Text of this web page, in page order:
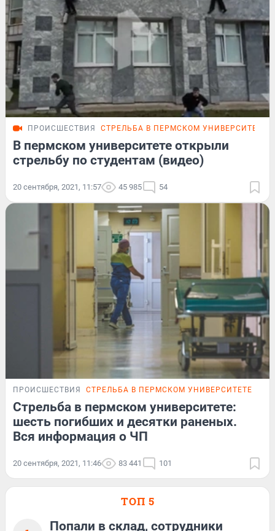
ПРОИСШЕСТВИЯ СТРЕЛЬБА В ПЕРМСКОМ УНИВЕРСИТЕТЕ
В пермском университете открыли
стрельбу по студентам (видео)
20 сентября, 2021, 11:57 45 985 54
ПРОИСШЕСТВИЯ СТРЕЛЬБА В ПЕРМСКОМ УНИВЕРСИТЕТЕ
Стрельба в пермском университете:
шесть погибших и десятки раненых.
Вся информация о ЧП
20 сентября, 2021, 11:46 83 441 101
ТОП 5
Попали в склад, сотрудники